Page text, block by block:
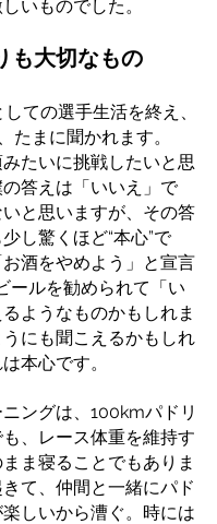
いものでした。
も大切なもの
ての選手生活を終え、
たまに聞かれます。
みたいに挑戦したいと思
答えは「いいえ」で
と思いますが、その答
し驚くほど“本心”で
酒をやめよう」と宣言
ールを勧められて「い
ようなものかもしれま
にも聞こえるかもしれ
本心です。
ングは、100kmパドリ
、レース体重を維持す
ま寝ることでもありま
て、仲間と一緒にパド
しいから漕ぐ。時には